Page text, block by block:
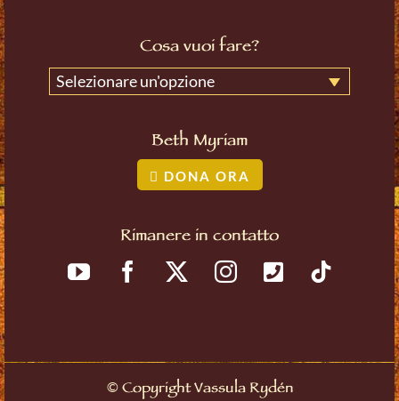
Cosa vuoi fare?
Selezionare un'opzione
Beth Myriam
DONA ORA
Rimanere in contatto
©Copyright Vassula Rydén